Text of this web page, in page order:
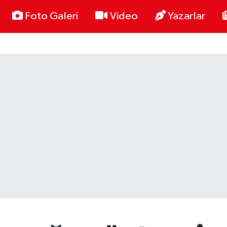
Foto Galeri Video Yazarlar